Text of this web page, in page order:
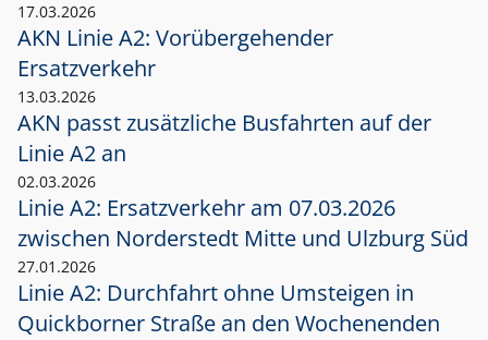
17.03.2026
AKN Linie A2: Vorübergehender
Ersatzverkehr
13.03.2026
AKN passt zusätzliche Busfahrten auf der
Linie A2 an
02.03.2026
Linie A2: Ersatzverkehr am 07.03.2026
zwischen Norderstedt Mitte und Ulzburg Süd
27.01.2026
Linie A2: Durchfahrt ohne Umsteigen in
Quickborner Straße an den Wochenenden